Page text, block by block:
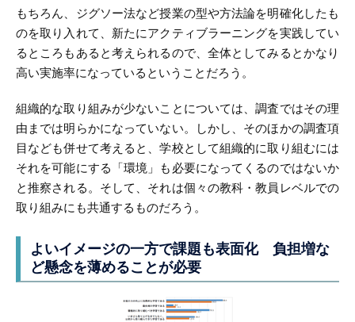
もちろん、ジグソー法など授業の型や方法論を明確化したも
のを取り入れて、新たにアクティブラーニングを実践してい
るところもあると考えられるので、全体としてみるとかなり
高い実施率になっているということだろう。
組織的な取り組みが少ないことについては、調査ではその理
由までは明らかになっていない。しかし、そのほかの調査項
目なども併せて考えると、学校として組織的に取り組むには
それを可能にする「環境」も必要になってくるのではないか
と推察される。そして、それは個々の教科・教員レベルでの
取り組みにも共通するものだろう。
よいイメージの一方で課題も表面化 負担増な
ど懸念を薄めることが必要